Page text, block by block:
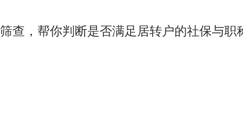
，帮你判断是否满足居转户的社保与职